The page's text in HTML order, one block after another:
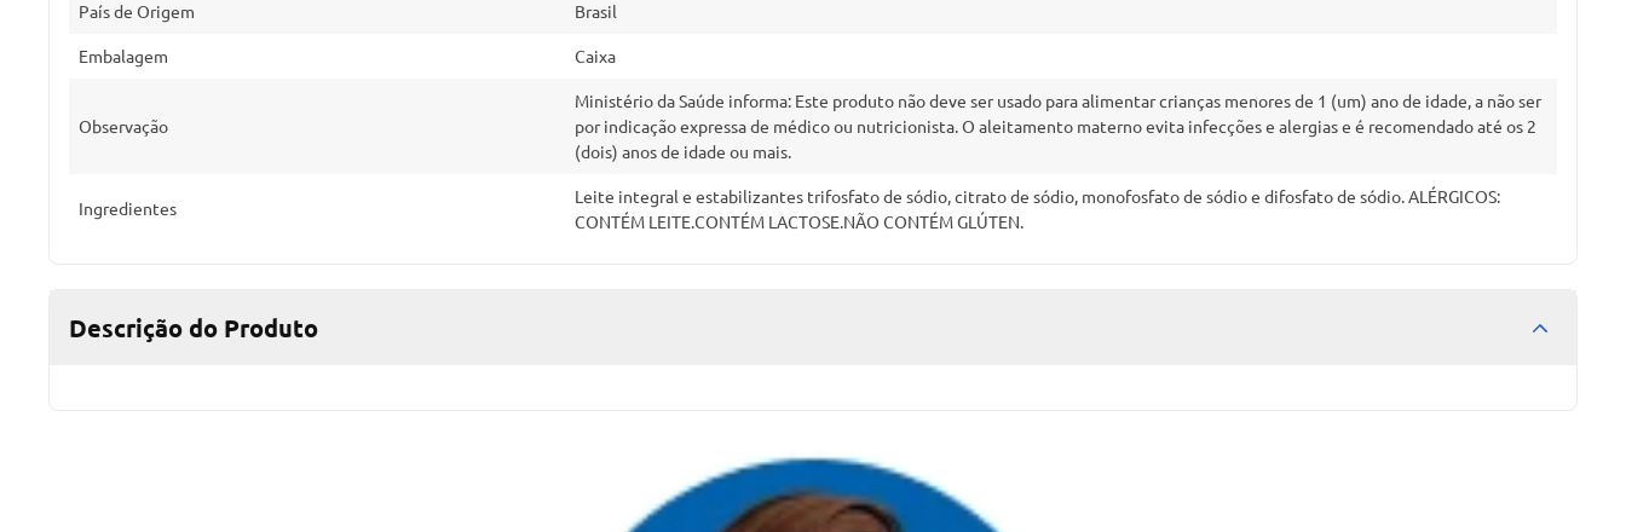
País de Origem Brasil
Embalagem Caixa
Observação
Ministério da Saúde informa: Este produto não deve ser usado para alimentar crianças menores de 1 (um) ano de idade, a não ser
por indicação expressa de médico ou nutricionista. O aleitamento materno evita infecções e alergias e é recomendado até os 2
(dois) anos de idade ou mais.
Ingredientes
Leite integral e estabilizantes trifosfato de sódio, citrato de sódio, monofosfato de sódio e difosfato de sódio. ALÉRGICOS:
CONTÉM LEITE.CONTÉM LACTOSE.NÃO CONTÉM GLÚTEN.
Descrição do Produto